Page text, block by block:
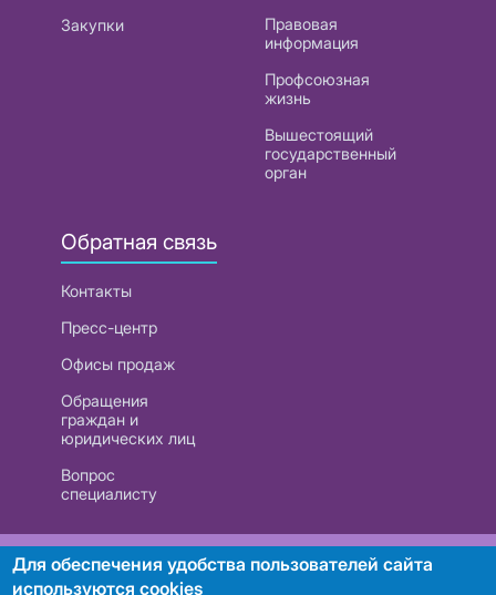
Закупки
Правовая
информация
Профсоюзная
жизнь
Вышестоящий
государственный
орган
Обратная связь
Контакты
Пресс-центр
Офисы продаж
Обращения
граждан и
юридических лиц
Вопрос
специалисту
РУП «Белтелеком». УНП 101007741
Для обеспечения удобства пользователей сайта
используются cookies